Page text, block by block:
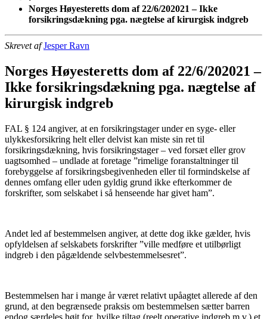
Norges Høyesteretts dom af 22/6/202021 – Ikke
forsikringsdækning pga. nægtelse af kirurgisk indgreb
Skrevet afJesper Ravn
Norges Høyesteretts dom af 22/6/202021 –
Ikke forsikringsdækning pga. nægtelse af
kirurgisk indgreb
FAL § 124 angiver, at en forsikringstager under en syge- eller
ulykkesforsikring helt eller delvist kan miste sin ret til
forsikringsdækning, hvis forsikringstager – ved forsæt eller grov
uagtsomhed – undlade at foretage ”rimelige foranstaltninger til
forebyggelse af forsikringsbegivenheden eller til formindskelse af
dennes omfang eller uden gyldig grund ikke efterkommer de
forskrifter, som selskabet i så henseende har givet ham”.
Andet led af bestemmelsen angiver, at dette dog ikke gælder, hvis
opfyldelsen af selskabets forskrifter ”ville medføre et utilbørligt
indgreb i den pågældende selvbestemmelsesret”.
Bestemmelsen har i mange år været relativt upåagtet allerede af den
grund, at den begrænsede praksis om bestemmelsen sætter barren
endog særdeles højt for, hvilke tiltag (reelt operative indgreb m.v.) et